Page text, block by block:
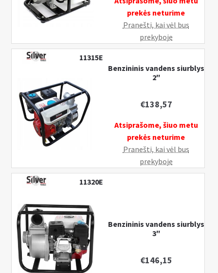
prekės neturime
Pranešti, kai vėl bus
prekyboje
11315E
Benzininis vandens siurblys
2″
€138,57
Atsiprašome, šiuo metu
prekės neturime
Pranešti, kai vėl bus
prekyboje
11320E
Benzininis vandens siurblys
3″
€146,15